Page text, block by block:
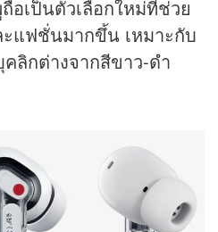
อเป็นตัวเลือกใหม่ที่ช่วย
แฟชั่นมากขึ้น เหมาะกับ
ลิกต่างจากสีขาว-ดำ